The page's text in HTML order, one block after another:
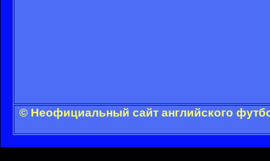
© Неофициальный сайт английского